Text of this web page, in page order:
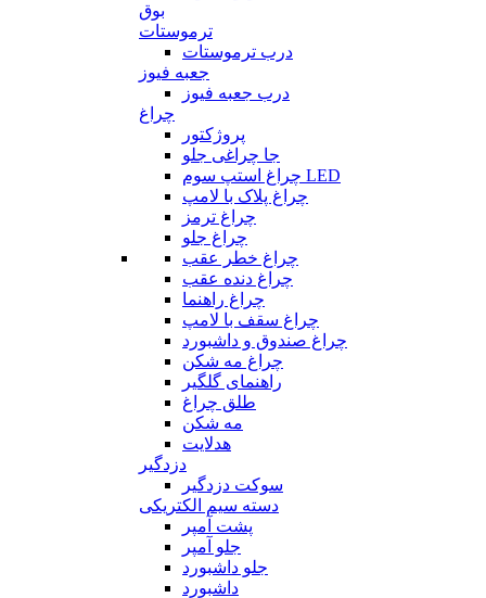
بوق
ترموستات
درب ترموستات
جعبه فیوز
درب جعبه فیوز
چراغ
پروژکتور
جا چراغی جلو
چراغ استپ سوم LED
چراغ پلاک با لامپ
چراغ ترمز
چراغ جلو
چراغ خطر عقب
چراغ دنده عقب
چراغ راهنما
چراغ سقف با لامپ
چراغ صندوق و داشبورد
چراغ مه شکن
راهنمای گلگیر
طلق چراغ
مه شکن
هدلایت
دزدگیر
سوکت دزدگیر
دسته سیم الکتریکی
پشت آمپر
جلو آمپر
جلو داشبورد
داشبورد